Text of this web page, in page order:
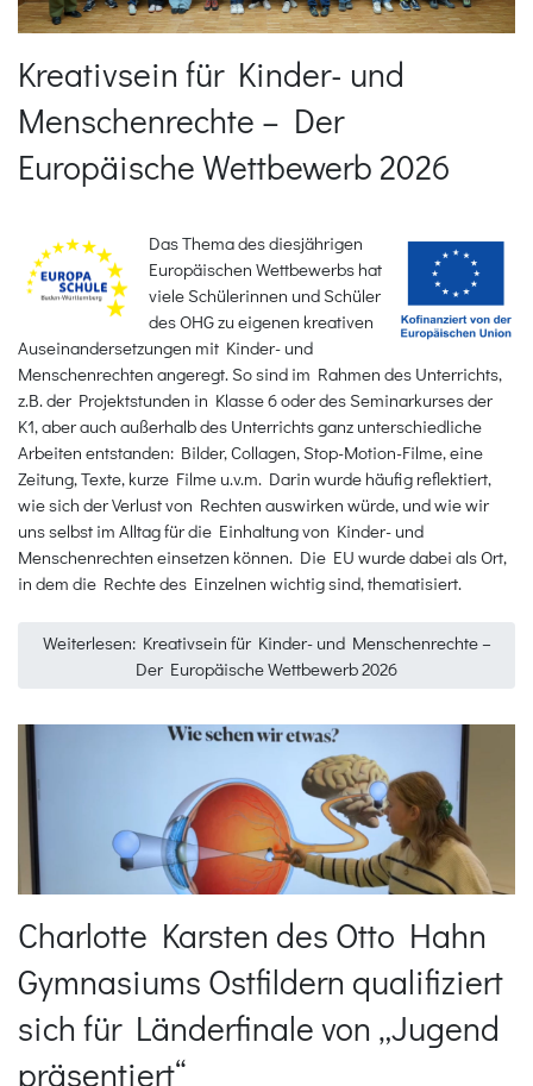
Kreativsein für Kinder- und
Menschenrechte – Der
Europäische Wettbewerb 2026
Das Thema des diesjährigen
Europäischen Wettbewerbs hat
viele Schülerinnen und Schüler
des OHG zu eigenen kreativen
Auseinandersetzungen mit Kinder- und
Menschenrechten angeregt. So sind im Rahmen des Unterrichts,
z.B. der Projektstunden in Klasse 6 oder des Seminarkurses der
K1, aber auch außerhalb des Unterrichts ganz unterschiedliche
Arbeiten entstanden: Bilder, Collagen, Stop-Motion-Filme, eine
Zeitung, Texte, kurze Filme u.v.m. Darin wurde häufig reflektiert,
wie sich der Verlust von Rechten auswirken würde, und wie wir
uns selbst im Alltag für die Einhaltung von Kinder- und
Menschenrechten einsetzen können. Die EU wurde dabei als Ort,
in dem die Rechte des Einzelnen wichtig sind, thematisiert.
Weiterlesen: Kreativsein für Kinder- und Menschenrechte –
Der Europäische Wettbewerb 2026
Charlotte Karsten des Otto Hahn
Gymnasiums Ostfildern qualifiziert
sich für Länderfinale von „Jugend
präsentiert“